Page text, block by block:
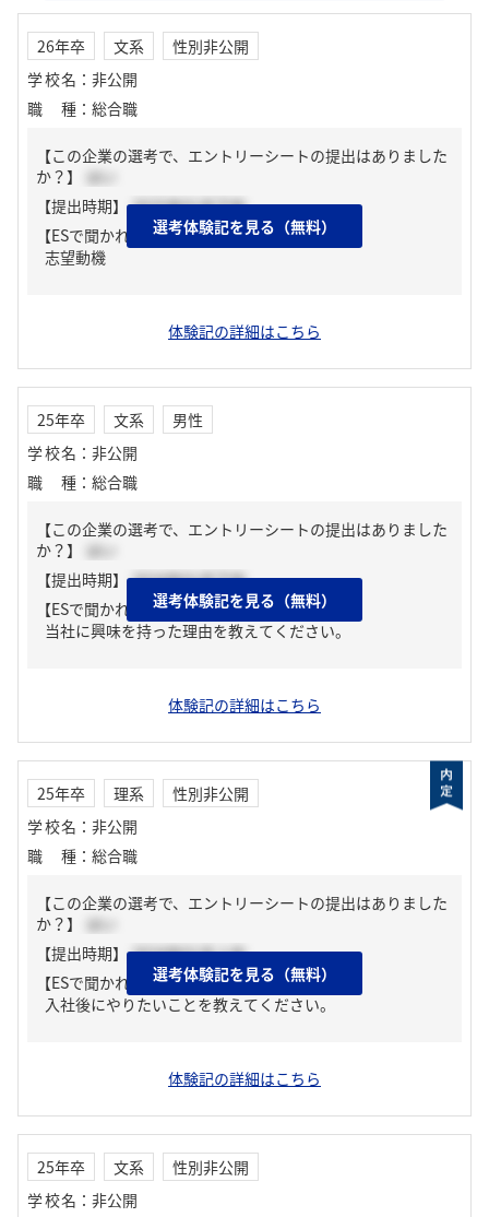
26年卒 文系
性別非公開
学校名 ： 非公開
職種 ： 総合職
【この企業の選考で、エントリーシートの提出はありました
か？】
はい
【提出時期】 2025年01月下旬
【ESで聞かれた質問】
志望動機
体験記の詳細はこちら
選考体験記を見る（無料）
25年卒 文系
男性
学校名 ： 非公開
職種 ： 総合職
【この企業の選考で、エントリーシートの提出はありました
か？】
はい
【提出時期】 2024年01月下旬
【ESで聞かれた質問】
当社に興味を持った理由を教えてください。
体験記の詳細はこちら
選考体験記を見る（無料）
25年卒 理系
性別非公開
学校名 ： 非公開
職種 ： 総合職
【この企業の選考で、エントリーシートの提出はありました
か？】
はい
【提出時期】 2024年01月上旬
【ESで聞かれた質問】
入社後にやりたいことを教えてください。
体験記の詳細はこちら
選考体験記を見る（無料）
25年卒 文系
性別非公開
学校名 ： 非公開